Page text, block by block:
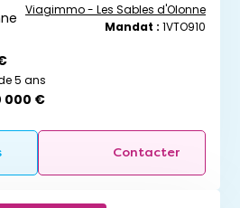
Viagimmo - Les Sables d'Olonne
Mandat : 1VTO910
5 ans
000 €
Contacter